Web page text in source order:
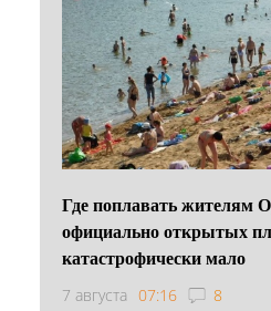
Где поплавать жителям
официально открытых
катастрофически мало
7 августа 07:16 8